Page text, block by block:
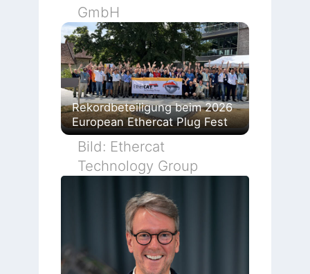
GmbH
Rekordbeteiligung beim 2026
European Ethercat Plug Fest
Bild: Ethercat
Technology Group